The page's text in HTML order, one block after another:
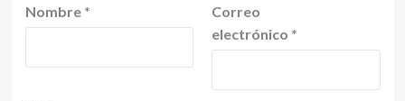
Nombre *
Correo
electrónico *